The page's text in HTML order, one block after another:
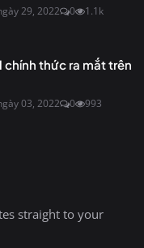
29, 2022 0 1.1k
thức ra mắt trên
03, 2022 0 993
straight to your